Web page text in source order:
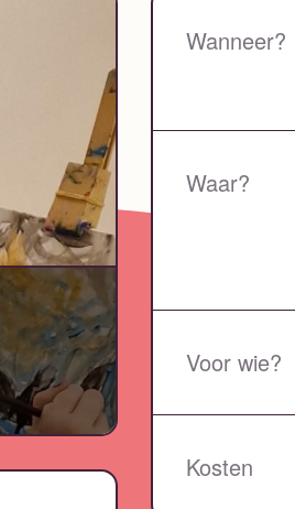
Wanneer?
Waar?
Voor wie?
Kosten